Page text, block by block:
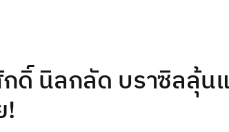
ดิ์ นิลกลัด บราซิลลุ้
!